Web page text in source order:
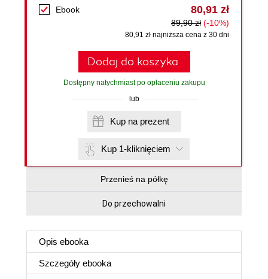
Ebook 80,91 zł
89,90 zł (-10%)
80,91 zł najniższa cena z 30 dni
Dodaj do koszyka
Dostępny natychmiast po opłaceniu zakupu
lub
Kup na prezent
Kup 1-kliknięciem
Przenieś na półkę
Do przechowalni
Opis ebooka
Szczegóły ebooka